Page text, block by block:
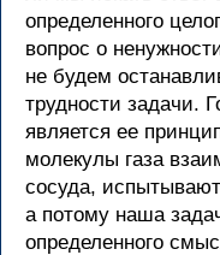
определенного
вопрос о
не будем
трудности задачи.
является ее
молекулы газа
сосуда,
а потому наша
определенного